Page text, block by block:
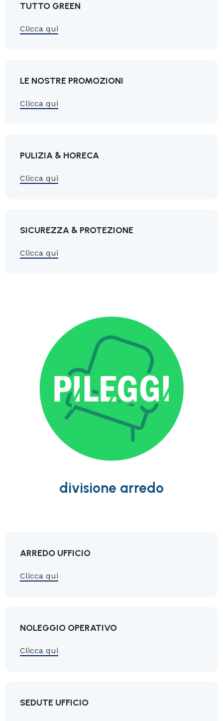
TUTTO GREEN
Clicca qui
LE NOSTRE PROMOZIONI
Clicca qui
PULIZIA & HORECA
Clicca qui
SICUREZZA & PROTEZIONE
Clicca qui
divisione arredo
ARREDO UFFICIO
Clicca qui
NOLEGGIO OPERATIVO
Clicca qui
SEDUTE UFFICIO